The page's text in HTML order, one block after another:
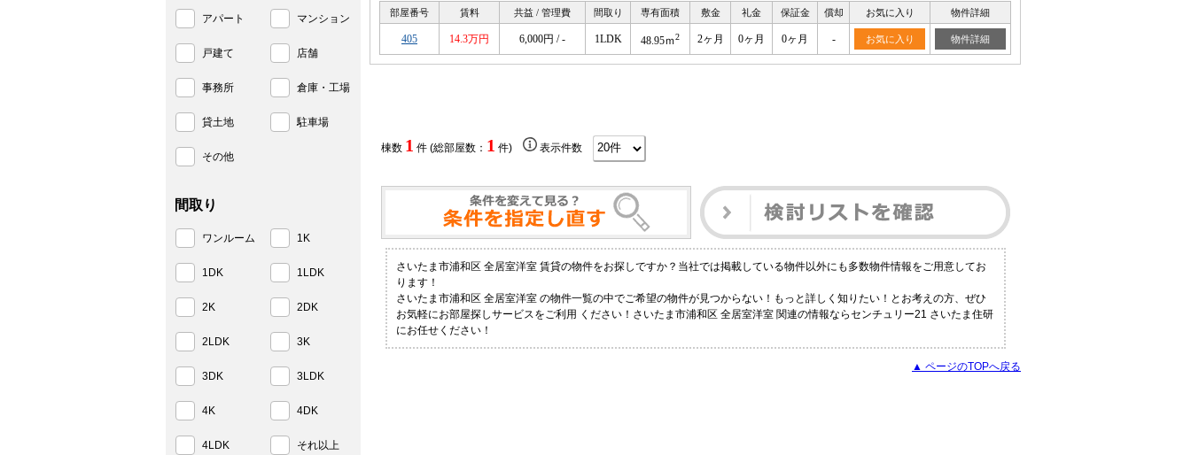
部屋番号 賃料 共益 / 管理費 間取り 専有面積 敷金 礼金 保証金 償却 お気に入り 物件詳細
405 14.3万円 6,000円 / - 1LDK 48.95ｍ2 2ヶ月 0ヶ月 0ヶ月 - お気に入り 物件詳細
棟数 1 件 (総部屋数： 1 件) 表示件数
さいたま市浦和区 全居室洋室 賃貸の物件をお探しですか？当社では掲載している物件以外にも多数物件情報をご用意してお
ります！
さいたま市浦和区 全居室洋室 の物件一覧の中でご希望の物件が見つからない！もっと詳しく知りたい！とお考えの方、ぜひ
お気軽にお部屋探しサービスをご利用 ください！さいたま市浦和区 全居室洋室 関連の情報ならセンチュリー21 さいたま住研
にお任せください！
▲ ページのTOPへ戻る
アパート マンション
戸建て 店舗
事務所 倉庫・工場
貸土地 駐車場
その他
間取り
ワンルーム 1K
1DK 1LDK
2K 2DK
2LDK 3K
3DK 3LDK
4K 4DK
4LDK それ以上